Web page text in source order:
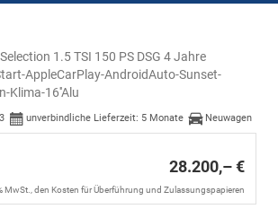
Selection 1.5 TSI 150 PS DSG 4 Jahre
AppleCarPlay-AndroidAuto-Sunset-
Klima-16''Alu
unverbindliche Lieferzeit: 5 Monate Neuwagen
28.200,– €
MwSt., den Kosten für Überführung und Zulassungspapieren